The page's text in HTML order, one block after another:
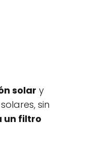
solar y
sin
un filtro